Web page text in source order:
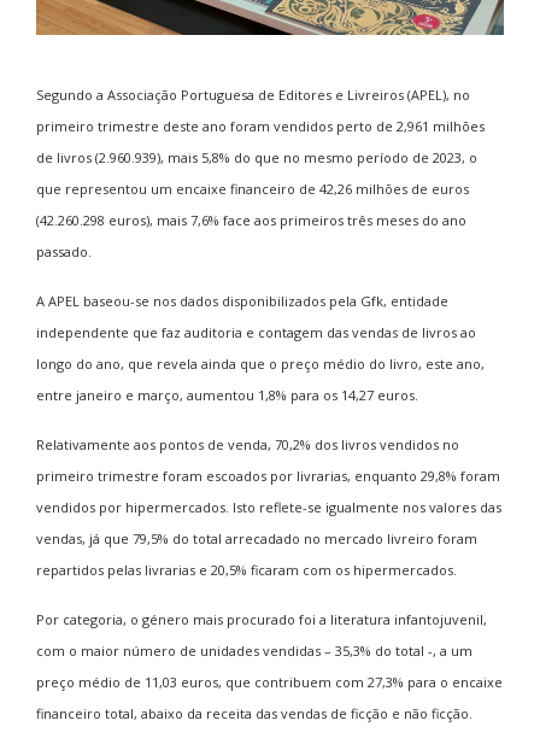
Segundo a Associação Portuguesa de Editores e Livreiros (APEL), no
primeiro trimestre deste ano foram vendidos perto de 2,961 milhões
de livros (2.960.939), mais 5,8% do que no mesmo período de 2023, o
que representou um encaixe financeiro de 42,26 milhões de euros
(42.260.298 euros), mais 7,6% face aos primeiros três meses do ano
passado.
A APEL baseou-se nos dados disponibilizados pela Gfk, entidade
independente que faz auditoria e contagem das vendas de livros ao
longo do ano, que revela ainda que o preço médio do livro, este ano,
entre janeiro e março, aumentou 1,8% para os 14,27 euros.
Relativamente aos pontos de venda, 70,2% dos livros vendidos no
primeiro trimestre foram escoados por livrarias, enquanto 29,8% foram
vendidos por hipermercados. Isto reflete-se igualmente nos valores das
vendas, já que 79,5% do total arrecadado no mercado livreiro foram
repartidos pelas livrarias e 20,5% ficaram com os hipermercados.
Por categoria, o género mais procurado foi a literatura infantojuvenil,
com o maior número de unidades vendidas – 35,3% do total -, a um
preço médio de 11,03 euros, que contribuem com 27,3% para o encaixe
financeiro total, abaixo da receita das vendas de ficção e não ficção.